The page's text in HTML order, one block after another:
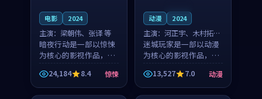
电影 2024
主演： 梁朝伟、张译 等
暗夜行动是一部以惊悚
为核心的影视作品，围
绕危机、反转与人物成
长展开，整体节奏紧
凑，值得推荐观看。
24,184 8.4 惊悚
动漫 2024
主演： 河正宇、木村拓哉
等
迷城玩家是一部以动漫
为核心的影视作品，围
绕危机、反转与人物成
长展开，整体节奏紧
凑，值得推荐观看。
13,527 7.0 动漫